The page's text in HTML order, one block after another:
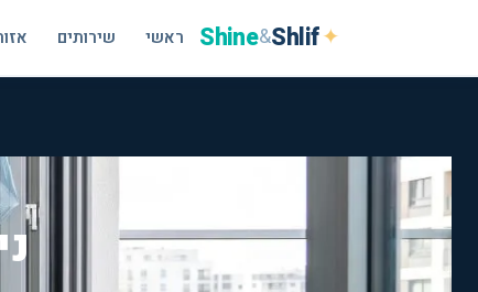
✦
Shlif
&
Shine ראשי שירותים